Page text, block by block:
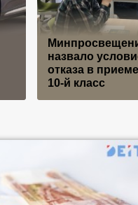
назвало
отказа в
10-й класс